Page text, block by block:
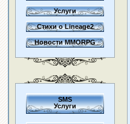
Услуги
Стихи о Lineage2
Новости MMORPG
SMS
Услуги